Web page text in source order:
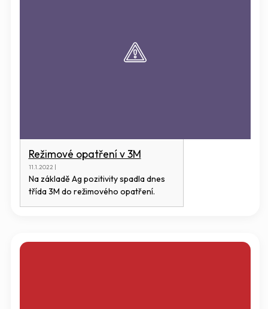
Režimové opatření v 3M
11.1.2022 |
Na základě Ag pozitivity spadla dnes
třída 3M do režimového opatření.